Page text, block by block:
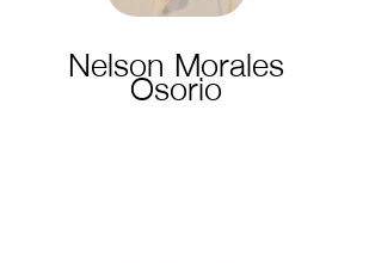
Nelson Morales
Osorio